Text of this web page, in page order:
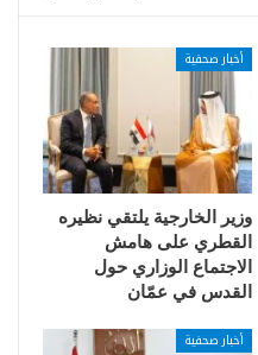
أخبار صحفية
وزير الخارجية يلتقي نظيره
القطري على هامش
الاجتماع الوزاري حول
القدس في عمّان
أخبار صحفية